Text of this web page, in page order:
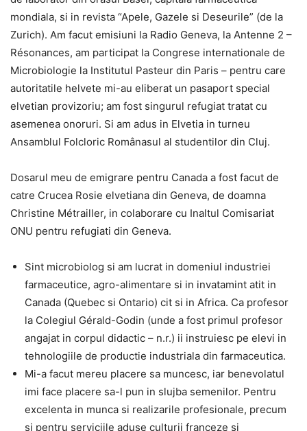
mondiala, si in revista “Apele, Gazele si Deseurile” (de la
Zurich). Am facut emisiuni la Radio Geneva, la Antenne 2 –
Résonances, am participat la Congrese internationale de
Microbiologie la Institutul Pasteur din Paris – pentru care
autoritatile helvete mi-au eliberat un pasaport special
elvetian provizoriu; am fost singurul refugiat tratat cu
asemenea onoruri. Si am adus in Elvetia in turneu
Ansamblul Folcloric Românasul al studentilor din Cluj.
Dosarul meu de emigrare pentru Canada a fost facut de
catre Crucea Rosie elvetiana din Geneva, de doamna
Christine Métrailler, in colaborare cu Inaltul Comisariat
ONU pentru refugiati din Geneva.
Sint microbiolog si am lucrat in domeniul industriei
farmaceutice, agro-alimentare si in invatamint atit in
Canada (Quebec si Ontario) cit si in Africa. Ca profesor
la Colegiul Gérald-Godin (unde a fost primul profesor
angajat in corpul didactic – n.r.) ii instruiesc pe elevi in
tehnologiile de productie industriala din farmaceutica.
Mi-a facut mereu placere sa muncesc, iar benevolatul
imi face placere sa-l pun in slujba semenilor. Pentru
excelenta in munca si realizarile profesionale, precum
si pentru serviciile aduse culturii franceze si